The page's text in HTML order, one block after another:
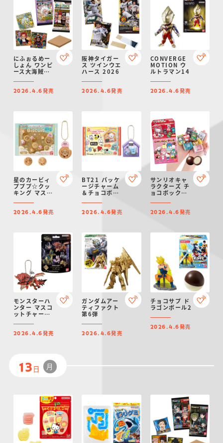
にふぉるめー
しょん ワンピ
ース大海賊シ
スLOG.14
2026.4.6発売
阪神タイガー
ス ツインウエ
ハース 2026
2026.4.6発売
CONVERGE
MOTION ウ
ルトラマン14
2026.4.6発売
星のカービィ
プププ☆クッ
キング マスコ
ット
2026.4.6発売
BT21 パッケ
ージチャーム
＆チョコボー
2026.4.6発売
サンリオキャ
ラクターズ チ
ョコボックス
ギュアコレク
ション（再
2026.4.6発売
モンスターハ
ンター マスコ
ットチャーム
2026.4.6発売
ガンダムアー
ティファクト
第6弾
2026.4.6発売
チョコサプ ド
ラゴンボール2
2026.4.6発売
13 日 月